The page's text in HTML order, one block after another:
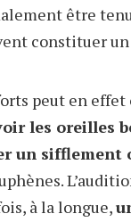
être
constituer
peut en
les oreilles
un sifflement
à la longue,